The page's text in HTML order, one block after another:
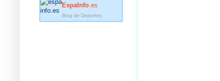
EspaInfo .es
Blog de Deportes